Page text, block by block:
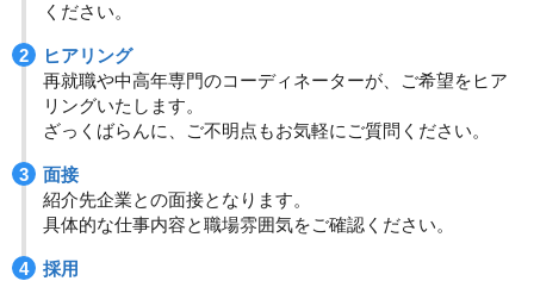
ください。
ヒアリング
再就職や中高年専門のコーディネーターが、ご希望をヒア
リングいたします。
ざっくばらんに、ご不明点もお気軽にご質問ください。
面接
紹介先企業との面接となります。
具体的な仕事内容と職場雰囲気をご確認ください。
採用